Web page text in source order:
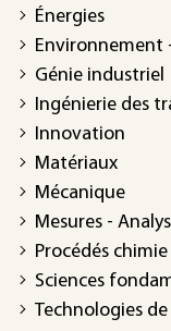
Énergies
Environnement
Génie industriel
Ingénierie des
Innovation
Matériaux
Mécanique
Mesures -
Procédés
Sciences
Technologies